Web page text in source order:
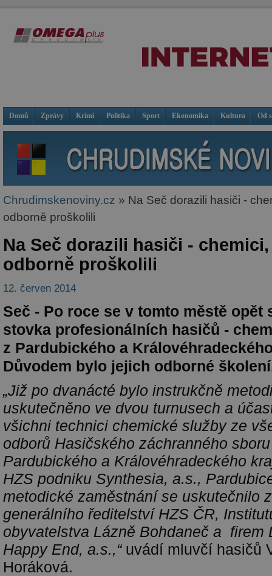
Domů Zprávy Krimi Politika Sport Ekonomika Kultura Od
Chrudimskenoviny.cz » Na Seč dorazili hasiči -
odborně proškolili
Na Seč dorazili hasiči -
odborně proškolili
12. červen 2014
Seč - Po roce se v tomto městě opět
stovka profesionálních hasičů -
z Pardubického a
Důvodem bylo jejich odborné
„Již po dvanácté bylo instrukčně
uskutečněno ve dvou turnusech a
všichni technici chemické služby ze
odborů Hasičského záchranného
Pardubického a Královéhradeckého
HZS podniku Synthesia, a.s.,
metodické zaměstnání se uskutečnilo
generálního ředitelství HZS ČR,
obyvatelstva Lázně Bohdaneč a firem
Happy End, a.s.,“uvádí mluvčí hasičů
Horáková.